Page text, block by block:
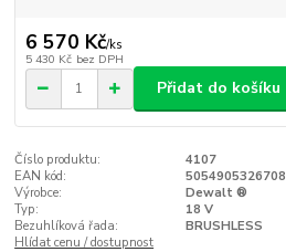
6 570 Kč/ks
5 430 Kč bez DPH
Přidat do košíku
Číslo produktu:
4107
EAN kód:
5054905326708
Výrobce:
Dewalt ®
Typ:
18 V
Bezuhlíková řada:
BRUSHLESS
Hlídat cenu / dostupnost